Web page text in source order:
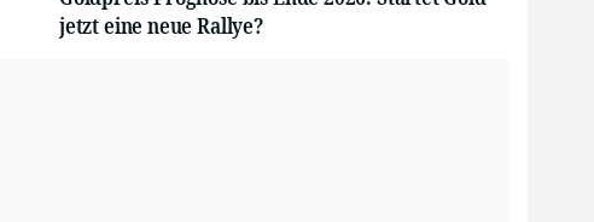
jetzt eine neue Rallye?